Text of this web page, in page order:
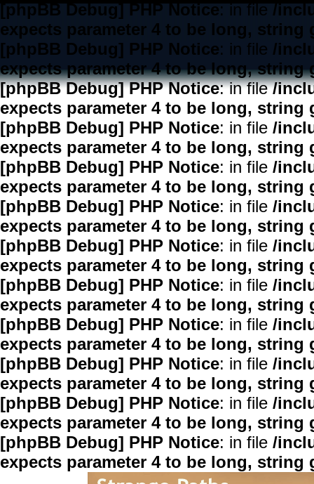
[phpBB Debug] PHP Notice: in file/
expects parameter 4 to be long, string
[phpBB Debug] PHP Notice: in file /
expects parameter 4 to be long, string
[phpBB Debug] PHP Notice: in file/
expects parameter 4 to be long, string
[phpBB Debug] PHP Notice: in file /
expects parameter 4 to be long, string
[phpBB Debug] PHP Notice: in file /
expects parameter 4 to be long, string
[phpBB Debug] PHP Notice: in file /
expects parameter 4 to be long, string
[phpBB Debug] PHP Notice: in file /
expects parameter 4 to be long, string
[phpBB Debug] PHP Notice: in file /
expects parameter 4 to be long, string
[phpBB Debug] PHP Notice: in file /
expects parameter 4 to be long, string
[phpBB Debug] PHP Notice: in file /
expects parameter 4 to be long, string
[phpBB Debug] PHP Notice: in file /
expects parameter 4 to be long, string
[phpBB Debug] PHP Notice: in file /
expects parameter 4 to be long, string